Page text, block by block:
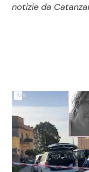
Benessere
Casa
Moda e Style
notizie da